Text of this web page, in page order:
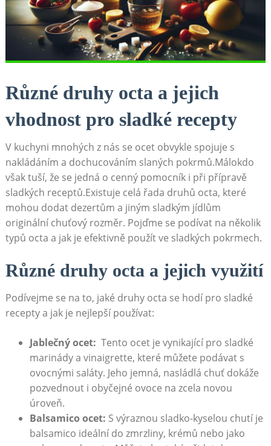
Různé ​druhy octa a jejich
vhodnost pro sladké recepty
V kuchyni mnohých ‍z nás ⁤se⁤ ocet obvykle ​spojuje s
‌nakládáním a⁤ dochucováním slaných pokrmů.Málokdo
⁢však tuší,⁤ že se jedná o cenný pomocník i při přípravě
‍sladkých receptů.Existuje celá řada druhů ​octa, které
mohou dodat dezertům a‍ jiným sladkým jídlům
originální chuťový rozměr. Pojďme ⁢se podívat na několik
⁣typů ⁤octa a⁤ jak je⁤ efektivně použít ve sladkých⁢ pokrmech.
Různé druhy ⁢octa a jejich využití
Podívejme se na to, jaké druhy octa se hodí pro‍ sladké​
recepty a jak je nejlepší používat:
Jablečný ocet: ⁢ Tento ocet je vynikající pro sladké
marinády ⁤a vinaigrette, které můžete ⁢podávat⁣ s
ovocnými saláty. Jeho jemná, nasládlá‍ chuť dokáže
pozvednout​ i‌ obyčejné ovoce‍ na zcela novou
úroveň.
Balsamico ocet: S výraznou ⁢sladko-kyselou chutí je
balsamico ideální do zmrzliny, krémů nebo jako